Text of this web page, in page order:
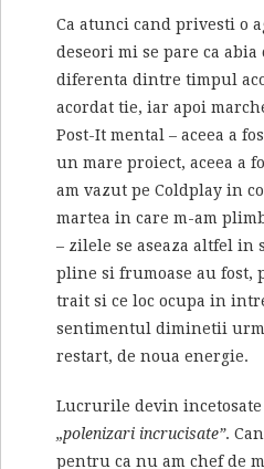
Ca atunci cand privesti o
deseori mi se pare ca abia
diferenta dintre timpul
acordat tie, iar apoi
Post-It mental – aceea a
un mare proiect, aceea a
am vazut pe Coldplay in
martea in care m-am
– zilele se aseaza altfel in
pline si frumoase au fost,
trait si ce loc ocupa in
sentimentul diminetii
restart, de noua energie.
Lucrurile devin
„polenizari incrucisate”.
pentru ca nu am chef de